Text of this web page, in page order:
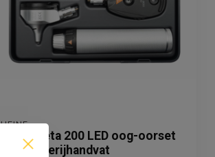
HEINE
Heine Beta 200 LED oog-oorset
met batterijhandvat